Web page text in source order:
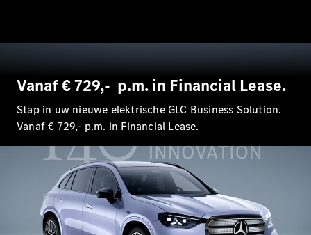
GLA
GLB
GLC
Elektrisch
GLC
GLC Coupé
GLE
Nieuw
GLE Coupé
GLE
Coupé
Nieuw
GLS Nieuw
Mercedes-
Vanaf € 729,- p.m. in Financial Lease.
Stap in uw nieuwe elektrische GLC Business Solution.
Vanaf € 729,- p.m. in Financial Lease.